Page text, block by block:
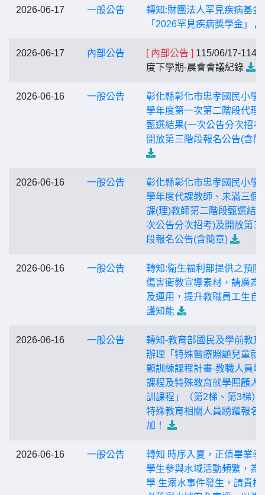
2026-06-17 一般公告
轉知:財團法人罕見疾病基金
「2026罕見疾病獎學金」
2026-06-17 內部公告 [ 內部公告 ] 115/06/17-114
度下學期-晨會會議紀錄
2026-06-16 一般公告
彰化縣彰化市忠孝國民小學
學年度第一次第二階段代理
甄選結果(一次公告分次招考
開放第三階段報名公告(含簡
2026-06-16 一般公告
彰化縣彰化市忠孝國民小學
學年度代課教師、未滿三個
課(理)教師第二階段甄選結
次公告分次招考)及開放第三
段報名公告(含簡章)
2026-06-16 一般公告
轉知:衛生福利部提供之預防
傷害衛教宣導素材，請廣為
及運用，提升教職員工生自
護知能
2026-06-16 一般公告
轉知-教育部國民及學前教育
辦理「特殊醫療照顧兒童就
顧訓練課程計畫-教職人員培
課程及特殊教育就學照顧人
訓課程」（第2梯、第3梯）
特殊教育相關人員踴躍報名
加！
2026-06-16 一般公告
轉知 時序入夏，正值畢業季
學生參與水域活動頻繁，為
學 生溺水事件發生，請貴校